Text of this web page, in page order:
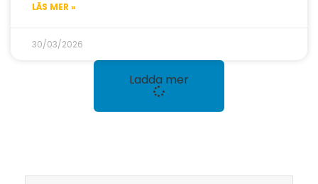
LÄS MER »
30/03/2026
Ladda mer